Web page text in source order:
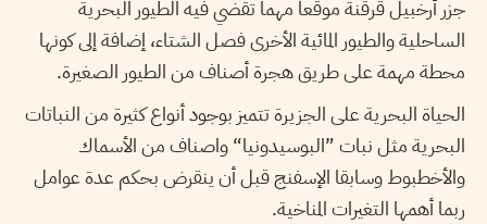
جزر أرخبيل قرقنة موقعا مهما تقضي فيه الطيور البحرية
الساحلية والطيور المائية الأخرى فصل الشتاء، إضافة إلى كونها
محطة مهمة على طريق هجرة أصناف من الطيور الصغيرة.
الحياة البحرية على الجزيرة تتميز بوجود أنواع كثيرة من النباتات
البحرية مثل نبات ”البوسيدونيا“ واصناف من الأسماك
والأخطبوط وسابقا الإسفنج قبل أن ينقرض بحكم عدة عوامل
ربما أهمها التغيرات المناخية.